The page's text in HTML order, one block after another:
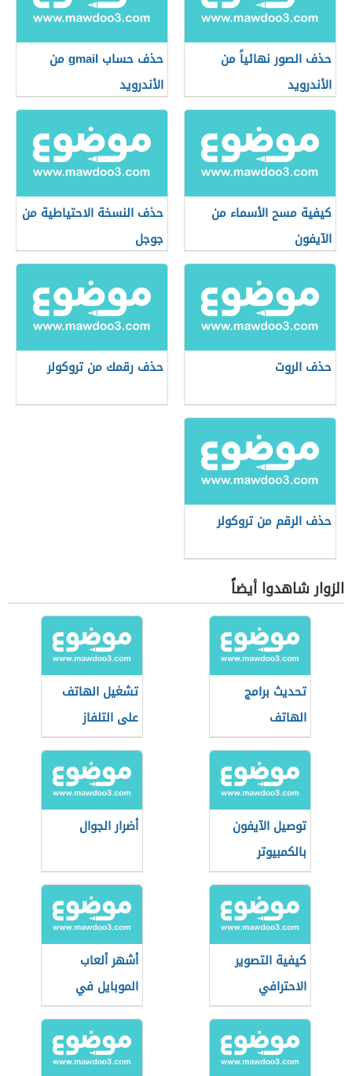
حذف الصور نهائياً من
الأندرويد
حذف حساب gmail من
الأندرويد
كيفية مسح الأسماء من
الآيفون
حذف النسخة الاحتياطية من
جوجل
حذف الروت حذف رقمك من تروكولر
حذف الرقم من تروكولر
الزوار شاهدوا أيضاً
تحديث برامج
الهاتف
تشغيل الهاتف
على التلفاز
توصيل الآيفون
بالكمبيوتر
أضرار الجوال
كيفية التصوير
الاحترافي
بالموبايل
أشهر ألعاب
الموبايل في
العالم